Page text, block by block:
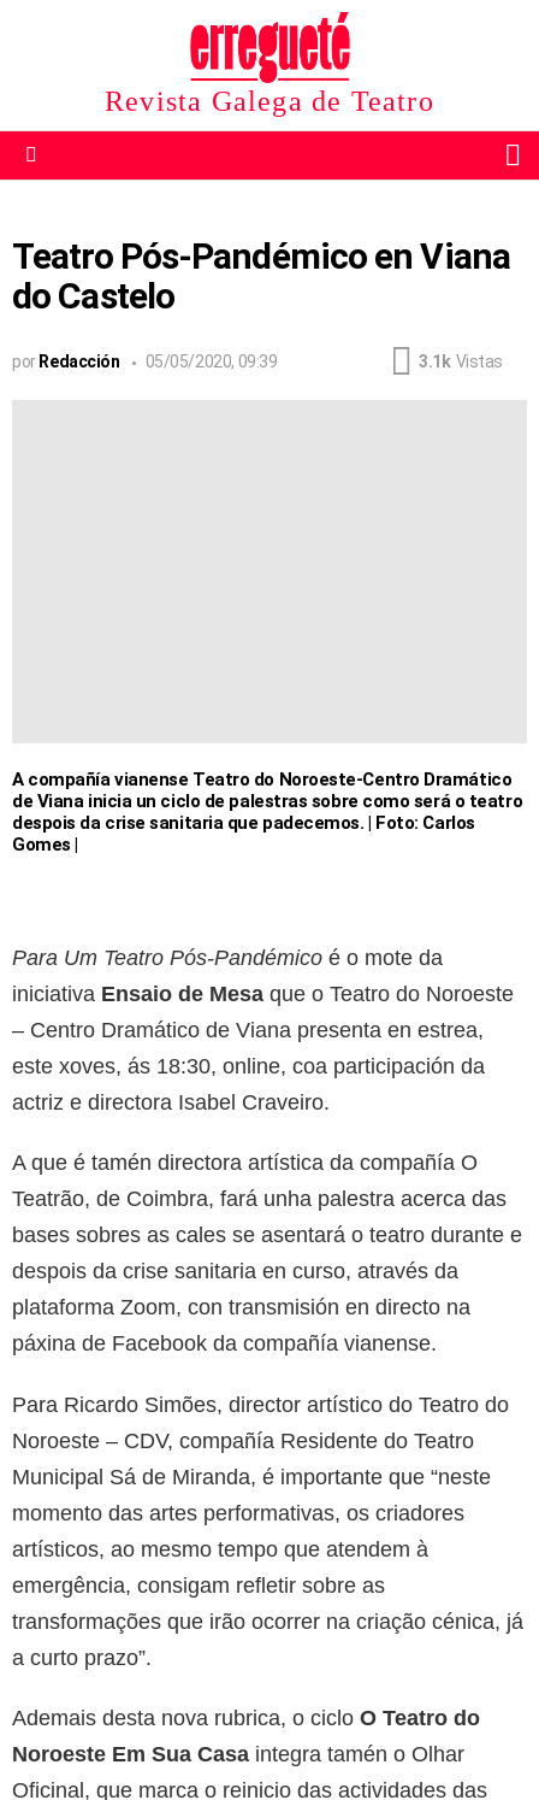
Revista Galega de Teatro
Teatro Pós-Pandémico en Viana
do Castelo
por Redacción 05/05/2020, 09:39 3.1k Vistas
A compañía vianense Teatro do Noroeste-Centro Dramático
de Viana inicia un ciclo de palestras sobre como será o teatro
despois da crise sanitaria que padecemos. | Foto: Carlos
Gomes |
Para Um Teatro Pós-Pandémico é o mote da
iniciativa Ensaio de Mesa que o Teatro do Noroeste
– Centro Dramático de Viana presenta en estrea,
este xoves, ás 18:30, online, coa participación da
actriz e directora Isabel Craveiro.
A que é tamén directora artística da compañía O
Teatrão, de Coimbra, fará unha palestra acerca das
bases sobres as cales se asentará o teatro durante e
despois da crise sanitaria en curso, através da
plataforma Zoom, con transmisión en directo na
páxina de Facebook da compañía vianense.
Para Ricardo Simões, director artístico do Teatro do
Noroeste – CDV, compañía Residente do Teatro
Municipal Sá de Miranda, é importante que “neste
momento das artes performativas, os criadores
artísticos, ao mesmo tempo que atendem à
emergência, consigam refletir sobre as
transformações que irão ocorrer na criação cénica, já
a curto prazo”.
Ademais desta nova rubrica, o ciclo O Teatro do
Noroeste Em Sua Casa integra tamén o Olhar
Oficinal, que marca o reinicio das actividades das